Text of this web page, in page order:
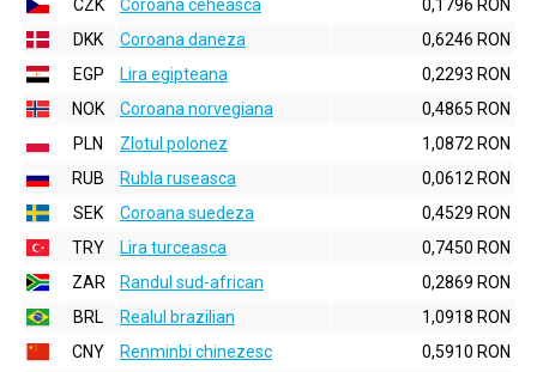
CZK
Coroana ceheasca
0,1796 RON
DKK
Coroana daneza
0,6246 RON
EGP
Lira egipteana
0,2293 RON
NOK
Coroana norvegiana
0,4865 RON
PLN
Zlotul polonez
1,0872 RON
RUB
Rubla ruseasca
0,0612 RON
SEK
Coroana suedeza
0,4529 RON
TRY
Lira turceasca
0,7450 RON
ZAR
Randul sud-african
0,2869 RON
BRL
Realul brazilian
1,0918 RON
CNY
Renminbi chinezesc
0,5910 RON